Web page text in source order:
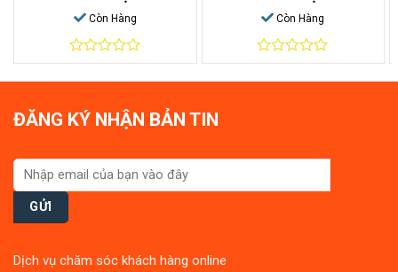
Còn Hàng
0
out
Còn Hàng
0
out
ĐĂNG KÝ NHẬN BẢN TIN
Dịch vụ chăm sóc khách hàng online